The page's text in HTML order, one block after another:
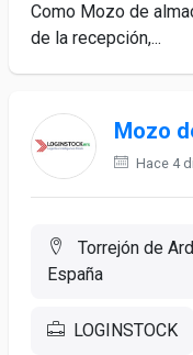
Como Mozo de
de la recepción,...
Mozo
Hace 4
Torrejón de
España
LOGINSTOCK